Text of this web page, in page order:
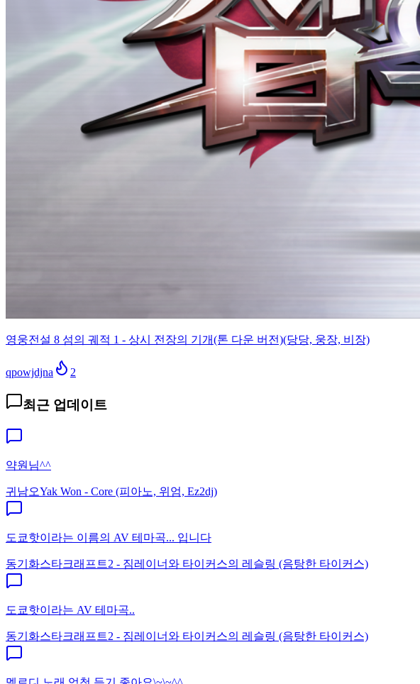
영웅전설 8 섬의 궤적 1 - 상시 전장의 기개(톤 다운 버전)(당당, 웅장, 비장)
qpowjdjna 2
최근 업데이트
약원님^^
귀남오Yak Won - Core (피아노, 위엄, Ez2dj)
도쿄핫이라는 이름의 AV 테마곡... 입니다
동기화스타크래프트2 - 짐레이너와 타이커스의 레슬링 (음탕한 타이커스)
도쿄핫이라는 AV 테마곡..
동기화스타크래프트2 - 짐레이너와 타이커스의 레슬링 (음탕한 타이커스)